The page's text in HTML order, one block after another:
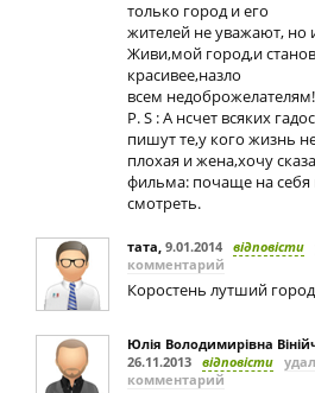
только город и его
жителей не уважают, но
Живи,мой город,и
красивее,назло
всем
P. S : А нсчет всяких
пишут те,у кого жизнь
плохая и жена,хочу
фильма: почаще на себя
смотреть.
тата, 9.01.2014 відповісти
комментарий
Коростень лутший
Юлія Володимирівна
26.11.2013 відповісти
комментарий